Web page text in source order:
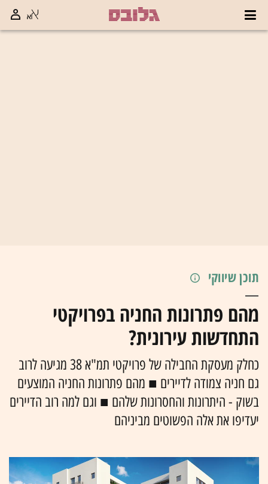
תוכן שיווקי
מהם פתרונות החניה בפרויקטי
התחדשות עירונית?
כחלק מעסקת החבילה של פרויקטי תמ"א 38 מגיעה לרוב
גם חניה צמודה לדיירים ■ מהם פתרונות החניה המוצעים
בשוק - היתרונות והחסרונות שלהם ■ וגם למה רוב הדיירים
יעדיפו את אלה הפשוטים מביניהם